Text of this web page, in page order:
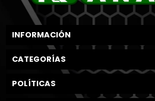
INFORMACIÓN
CATEGORÍAS
POLÍTICAS